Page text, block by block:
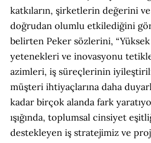
katkıların, şirketlerin değerini ve
doğrudan olumlu etkilediğini
belirten Peker sözlerini,
yetenekleri ve inovasyonu
azimleri, iş süreçlerinin
müşteri ihtiyaçlarına daha
kadar birçok alanda fark
ışığında, toplumsal cinsiyet
destekleyen iş stratejimiz ve